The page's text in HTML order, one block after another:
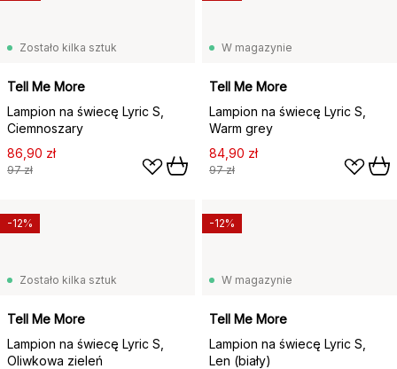
Zostało kilka sztuk
Tell Me More
Lampion na świecę Lyric S,
Ciemnoszary
86,90 zł
97 zł
W magazynie
Tell Me More
Lampion na świecę Lyric S,
Warm grey
84,90 zł
97 zł
Zostało kilka sztuk
Tell Me More
Lampion na świecę Lyric S,
Oliwkowa zieleń
-12%
W magazynie
Tell Me More
Lampion na świecę Lyric S,
Len (biały)
-12%